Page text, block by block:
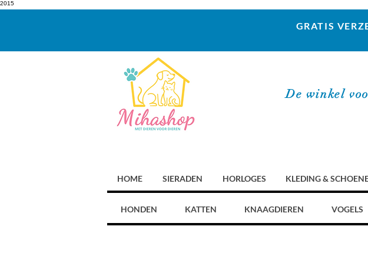
2015
GRATIS
De winkel
HOME SIERADEN HORLOGES KLEDING &
HONDEN KATTEN KNAAGDIEREN VOGELS